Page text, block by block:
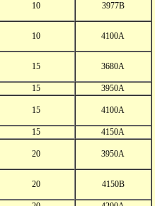
10 3977B
10 4100A
15 3680A
15 3950A
15 4100A
15 4150A
20 3950A
20 4150B